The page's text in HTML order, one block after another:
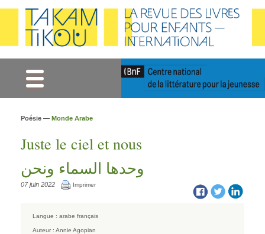
Poésie — Monde Arabe
Juste le ciel et nous
وحدها السماء ونحن
07 juin 2022 Imprimer
Langue : arabe français
Auteur : Annie Agopian